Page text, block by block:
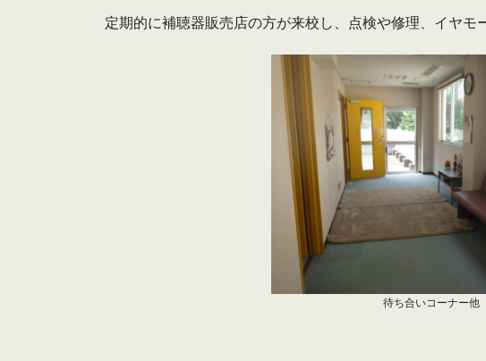
定期的に補聴器販売店の方が来校し、点検や修理、イヤモ
待ち合いコーナー他